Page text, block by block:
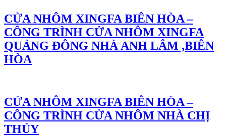
CỬA NHÔM XINGFA BIÊN HÒA –
CÔNG TRÌNH CỬA NHÔM XINGFA
QUẢNG ĐÔNG NHÀ ANH LÂM ,BIÊN
HÒA
CỬA NHÔM XINGFA BIÊN HÒA –
CÔNG TRÌNH CỬA NHÔM NHÀ CHỊ
THỦY